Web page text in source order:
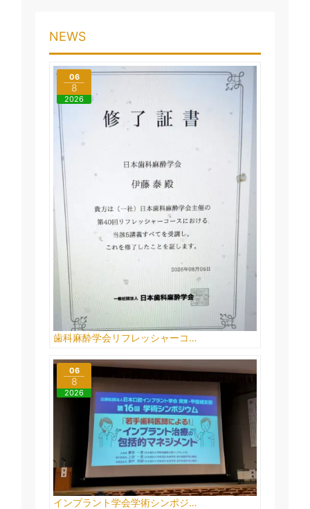
NEWS
歯科麻酔学会リフレッシャーコ…
06
8
2026
インプラント学会学術シンポジ…
06
8
2026